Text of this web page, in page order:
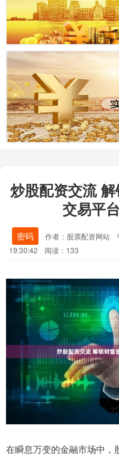
炒股配资交流
交易平
密码 作者：股票配资网站
19:30:42
阅读：133
在瞬息万变的金融市场中，